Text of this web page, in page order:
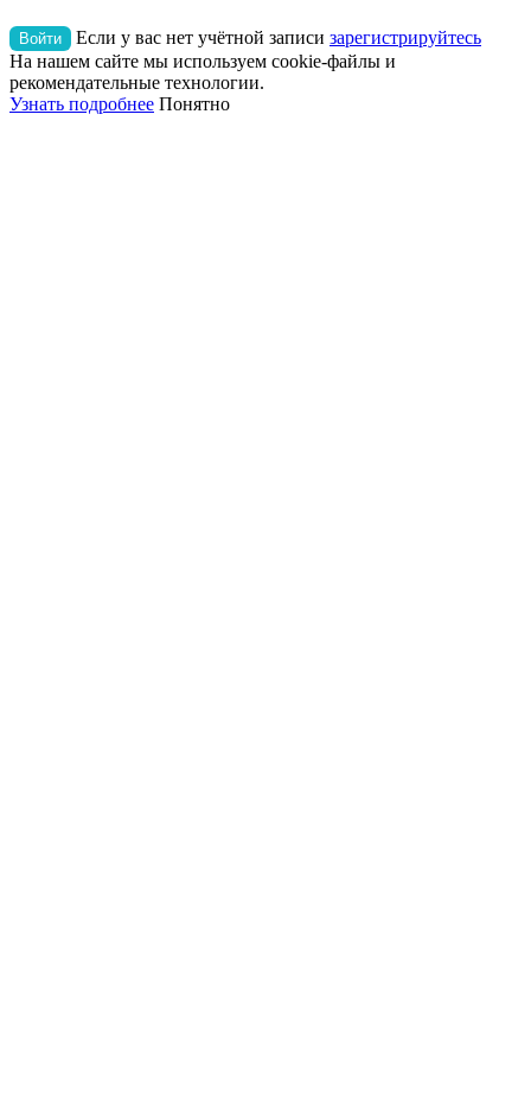
Войти Если у вас нет учётной записи зарегистрируйтесь
На нашем сайте мы используем cookie-файлы и
рекомендательные технологии.
Узнать подробнее Понятно